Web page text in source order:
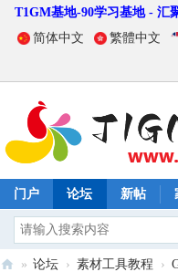
T1GM基地-90学习基地 - 汇
简体中文
繁體中文
门户 论坛 新帖
» 论坛 › 素材工具教程 ›